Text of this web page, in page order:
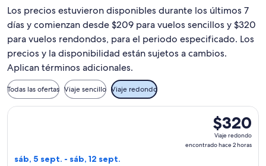
Los precios estuvieron disponibles durante los últimos 7
días y comienzan desde $209 para vuelos sencillos y $320
para vuelos rendondos, para el periodo especificado. Los
precios y la disponibilidad están sujetos a cambios.
Aplican términos adicionales.
Todas las ofertas Viaje sencillo Viaje redondo
$320
Viaje
redondo,
$320
Viaje redondo
encontrado hace 2 horas
sáb, 5 sept. - sáb, 12 sept.
Seleccionar vuelo de Frontier Airlines, con salida el sáb, 5